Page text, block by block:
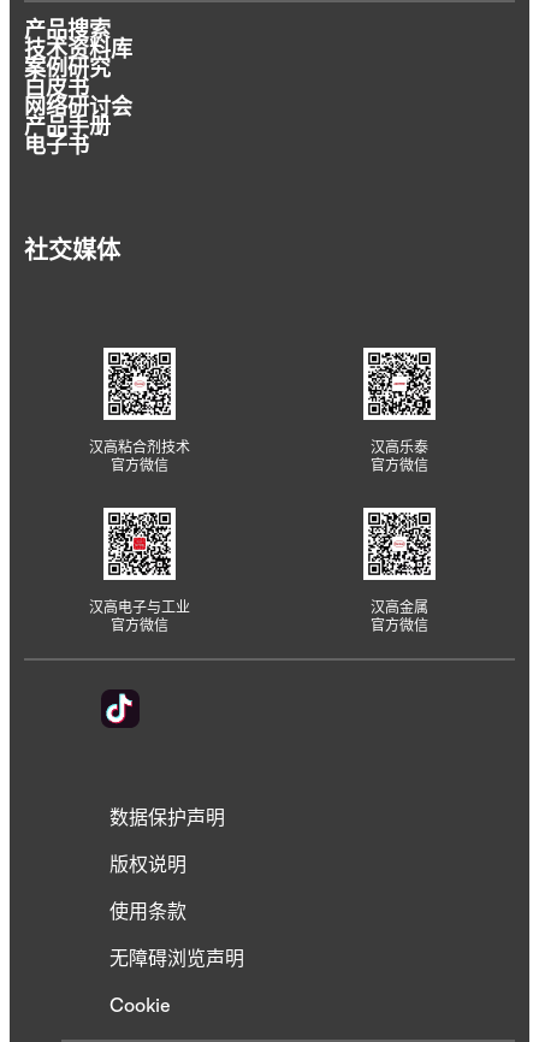
产品搜索
技术资料库
案例研究
白皮书
网络研讨会
产品手册
电子书
社交媒体
汉高粘合剂技术
官方微信
汉高乐泰
官方微信
汉高电子与工业
官方微信
汉高金属
官方微信
数据保护声明
版权说明
使用条款
无障碍浏览声明
Cookie